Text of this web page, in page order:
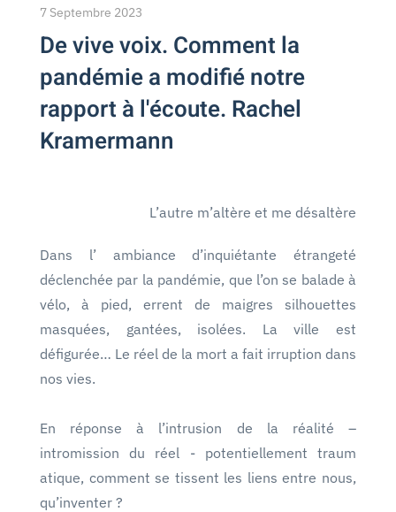
7 Septembre 2023
De vive voix. Comment la
pandémie a modifié notre
rapport à l'écoute. Rachel
Kramermann
L’autre m’altère et me désaltère
Dans l’ ambiance d’inquiétante étrangeté
déclenchée par la pandémie, que l’on se balade à
vélo, à pied, errent de maigres silhouettes
masquées, gantées, isolées. La ville est
défigurée… Le réel de la mort a fait irruption dans
nos vies.
En réponse à l’intrusion de la réalité –
intromission du réel - potentiellement traum
atique, comment se tissent les liens entre nous,
qu’inventer ?